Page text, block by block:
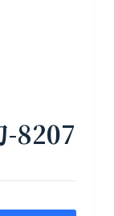
-8207